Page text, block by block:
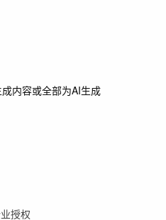
内容或全部为AI生成
授权